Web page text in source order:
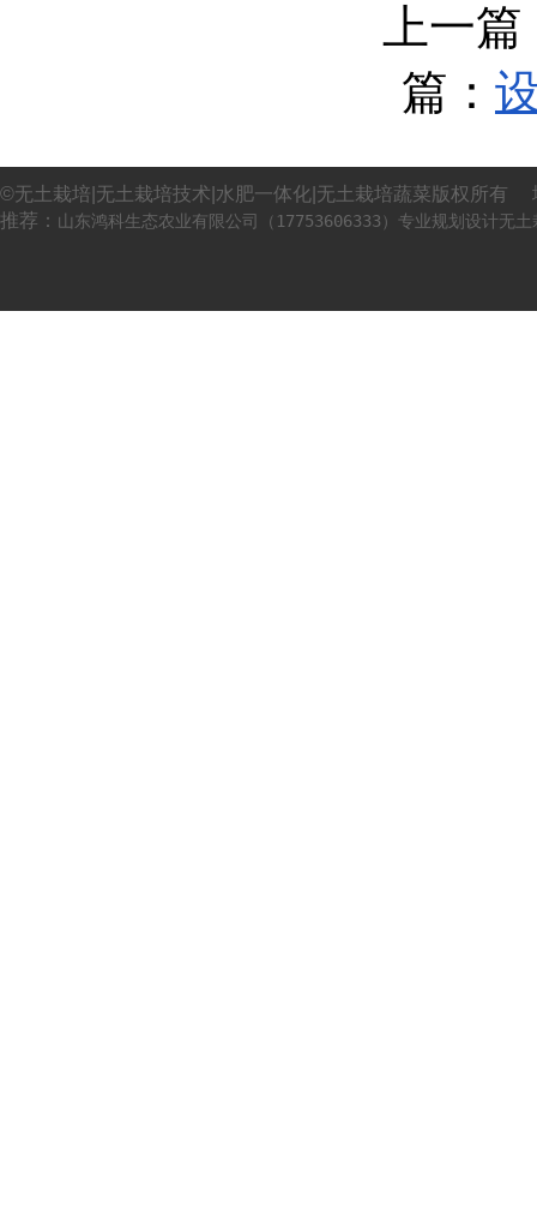
上一
篇：
©无土栽培|无土栽培技术|水肥一体化|无土栽培蔬菜版权所有
推荐： 山东鸿科生态农业有限公司（17753606333）专业规划设计无